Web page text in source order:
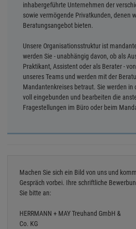
inhabergeführte Unternehmen der
sowie vermögende Privatkunden, denen
Beratungsangebot bieten.
Unsere Organisationsstruktur ist
werden Sie - unabhängig davon, ob als
Praktikant, Assistent oder als Berater -
unseres Teams und werden mit der
Mandantenkreises betraut. Sie werden in
voll eingebunden und bearbeiten die
Fragestellungen im Büro oder beim
Machen Sie sich ein Bild von uns und
Gespräch vorbei. Ihre schriftliche
Sie bitte an:
HERRMANN + MAY Treuhand GmbH &
Co. KG